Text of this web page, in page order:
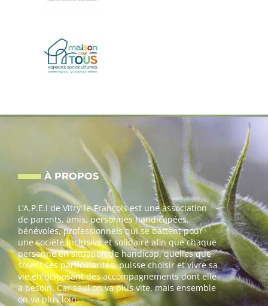
À PROPOS
L’A.P.E.I de Vitry-le-François est une association
de parents, amis, personnes handicapées,
bénévoles, professionnels qui se battent pour
une société inclusive et solidaire afin que chaque
personne en situation de handicap, quelles que
soient ses particularités, puisse choisir et vivre sa
vie en disposant des accompagnements dont elle
a besoin. Car seul on va plus vite, mais ensemble
on va plus loin.